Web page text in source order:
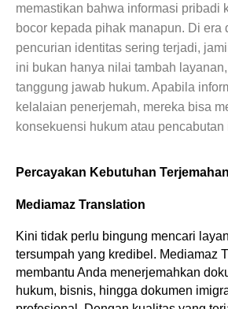
memastikan bahwa informasi pribadi
bocor kepada pihak manapun. Di era
pencurian identitas sering terjadi,
ini bukan hanya nilai tambah
tanggung jawab hukum. Apabila
kelalaian penerjemah, mereka bisa
konsekuensi hukum atau pencabutan
Percayakan Kebutuhan
Mediamaz Translation
Kini tidak perlu bingung mencari
tersumpah yang kredibel. Mediamaz
membantu Anda menerjemahkan
hukum, bisnis, hingga dokumen